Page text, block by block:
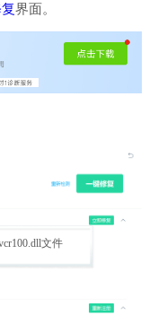
界面。
文件